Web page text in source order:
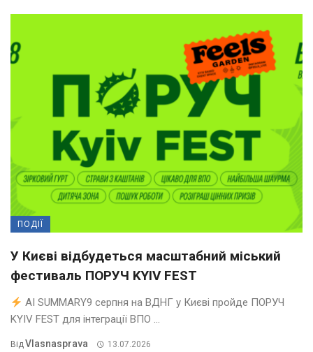
ПОДІЇ
У Києві відбудеться масштабний міський
фестиваль ПОРУЧ KYIV FEST
AI SUMMARY9 серпня на ВДНГ у Києві пройде ПОРУЧ
KYIV FEST для інтеграції ВПО ...
ВідVlasnasprava 13.07.2026